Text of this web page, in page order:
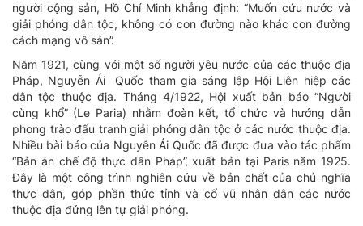
người cộng sản, Hồ Chí Minh khẳng định: “Muốn cứu nước và
giải phóng dân tộc, không có con đường nào khác con đường
cách mạng vô sản”.
Năm 1921, cùng với một số người yêu nước của các thuộc địa
Pháp, Nguyễn Ái Quốc tham gia sáng lập Hội Liên hiệp các
dân tộc thuộc địa. Tháng 4/1922, Hội xuất bản báo “Người
cùng khổ” (Le Paria) nhằm đoàn kết, tổ chức và hướng dẫn
phong trào đấu tranh giải phóng dân tộc ở các nước thuộc địa.
Nhiều bài báo của Nguyễn Ái Quốc đã được đưa vào tác phẩm
“Bản án chế độ thực dân Pháp”, xuất bản tại Paris năm 1925.
Đây là một công trình nghiên cứu về bản chất của chủ nghĩa
thực dân, góp phần thức tỉnh và cổ vũ nhân dân các nước
thuộc địa đứng lên tự giải phóng.